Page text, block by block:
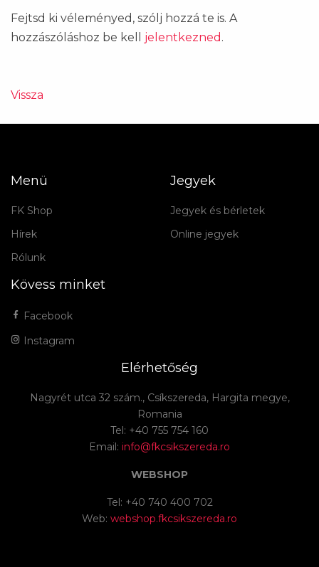
Fejtsd ki véleményed, szólj hozzá te is. A
hozzászóláshoz be kell jelentkezned .
Vissza
Menü
FK Shop
Hírek
Rólunk
Jegyek
Jegyek és bérletek
Online jegyek
Kövess minket
Facebook
Instagram
Elérhetőség
Nagyrét utca 32 szám., Csíkszereda, Hargita megye,
Romania
Tel: +40 755 754 160
Email: info@fkcsikszereda.ro
WEBSHOP
Tel: +40 740 400 702
Web: webshop.fkcsikszereda.ro